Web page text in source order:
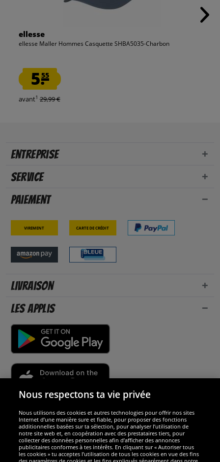
ellesse
ellesse Maller Hommes Casquette SHBA5035-Charbon
5.55
avant1 29,99 €
Entreprise
Service
Paiement
Virement Carte de crédit
Livraison
Les applis
Sécurité
Nous sommes excellents
Nous respectons ta vie privée
Nous utilisons des cookies et autres technologies pour offrir nos sites
Internet d’une manière sure et fiable, pour proposer des fonctions
additionnelles basées sur ta sélection, pour analyser l’utilisation de
notre site web et, en coopération avec des prestataires tiers, pour
collecter des données personnelles afin d’afficher des annonces
publicitaires conformes à tes intérêts. En cliquant sur « Autoriser tous
les cookies » tu acceptes l’utilisation de tous les cookies en vue des fins